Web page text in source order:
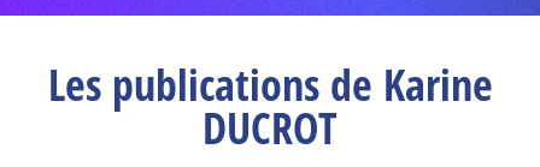
Les publications de Karine
DUCROT